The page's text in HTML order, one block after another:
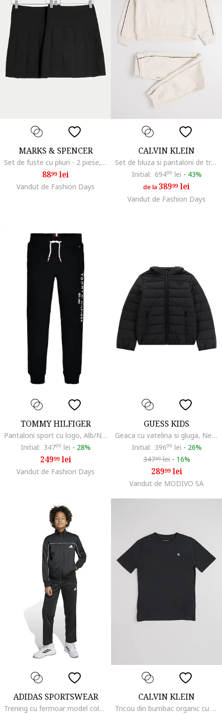
MARKS & SPENCER
Set de fuste cu pliuri - 2 piese, Negru
8899lei
Vandut de Fashion Days
CALVIN KLEIN
Set de bluza si pantaloni de trening cu imprimeu logo, Bej
Initial: 69499 lei - 43%
de la 38999lei
Vandut de Fashion Days
TOMMY HILFIGER
Pantaloni sport cu logo, Alb/Negru
Initial: 34799 lei - 28%
24999lei
Vandut de Fashion Days
GUESS KIDS
Geaca cu vatelina si gluga, Negru
Initial: 39699 lei - 26%
34739lei - 16%
28999lei
Vandut de MODIVO SA
ADIDAS SPORTSWEAR
Trening cu fermoar model colorblock, Negru/Alb optic
CALVIN KLEIN
Tricou din bumbac organic cu aplicatie logo discreta, Negru